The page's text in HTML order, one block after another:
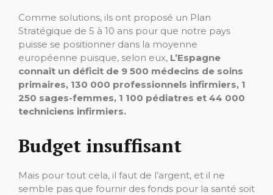
Comme solutions, ils ont proposé un Plan
Stratégique de 5 à 10 ans pour que notre pays
puisse se positionner dans la moyenne
européenne puisque, selon eux, L’Espagne
connaît un déficit de 9 500 médecins de soins
primaires, 130 000 professionnels infirmiers, 1
250 sages-femmes, 1 100 pédiatres et 44 000
techniciens infirmiers.
Budget insuffisant
Mais pour tout cela, il faut de l’argent, et il ne
semble pas que fournir des fonds pour la santé soit